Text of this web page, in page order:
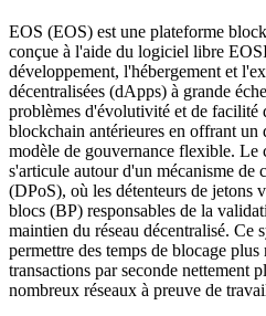
EOS (EOS) est une plateforme
conçue à l'aide du logiciel libre
développement, l'hébergement et
décentralisées (dApps) à grande
problèmes d'évolutivité et de facilité
blockchain antérieures en offrant un
modèle de gouvernance flexible. Le
s'articule autour d'un mécanisme de
(DPoS), où les détenteurs de jetons
blocs (BP) responsables de la
maintien du réseau décentralisé. Ce
permettre des temps de blocage
transactions par seconde nettement
nombreux réseaux à preuve de